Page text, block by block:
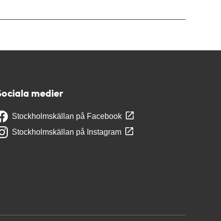
medier
Stockholmskällan på Facebook
Stockholmskällan på Instagram